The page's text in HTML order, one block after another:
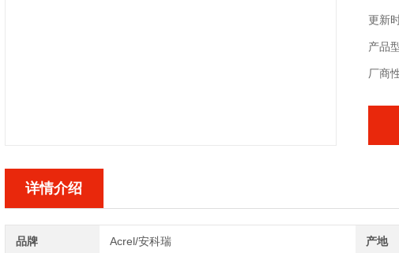
更新
产品
厂商
详情介绍
品牌 Acrel/安科瑞 产地